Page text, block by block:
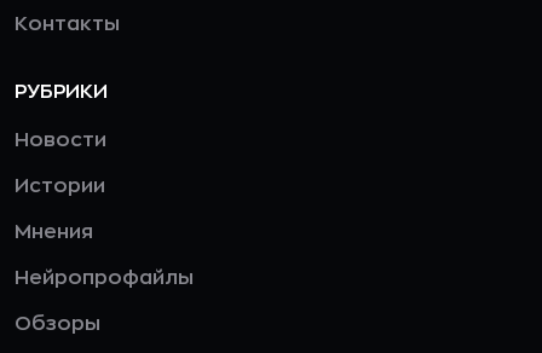
Контакты
РУБРИКИ
Новости
Истории
Мнения
Нейропрофайлы
Обзоры